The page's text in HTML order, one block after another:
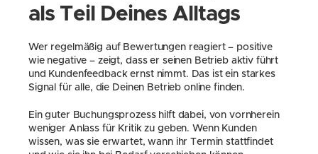
als Teil Deines Alltags
Wer regelmäßig auf Bewertungen reagiert – positive
wie negative – zeigt, dass er seinen Betrieb aktiv führt
und Kundenfeedback ernst nimmt. Das ist ein starkes
Signal für alle, die Deinen Betrieb online finden.
Ein guter Buchungsprozess hilft dabei, von vornherein
weniger Anlass für Kritik zu geben. Wenn Kunden
wissen, was sie erwartet, wann ihr Termin stattfindet